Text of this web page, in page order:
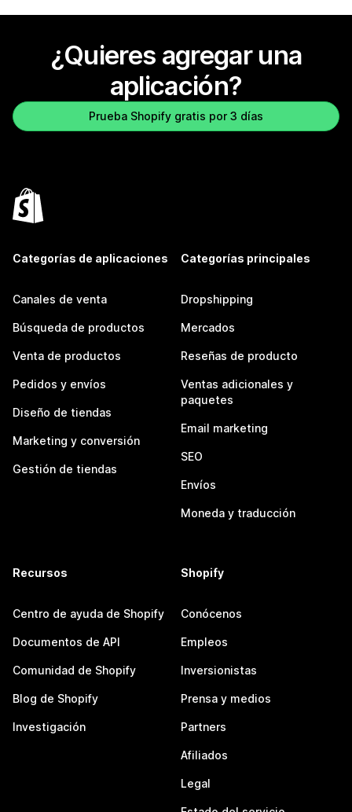
¿Quieres agregar una
aplicación?
Prueba Shopify gratis por 3 días
Categorías de aplicaciones
Canales de venta
Búsqueda de productos
Venta de productos
Pedidos y envíos
Diseño de tiendas
Marketing y conversión
Gestión de tiendas
Categorías principales
Dropshipping
Mercados
Reseñas de producto
Ventas adicionales y
paquetes
Email marketing
SEO
Envíos
Moneda y traducción
Recursos
Centro de ayuda de Shopify
Documentos de API
Comunidad de Shopify
Blog de Shopify
Investigación
Shopify
Conócenos
Empleos
Inversionistas
Prensa y medios
Partners
Afiliados
Legal